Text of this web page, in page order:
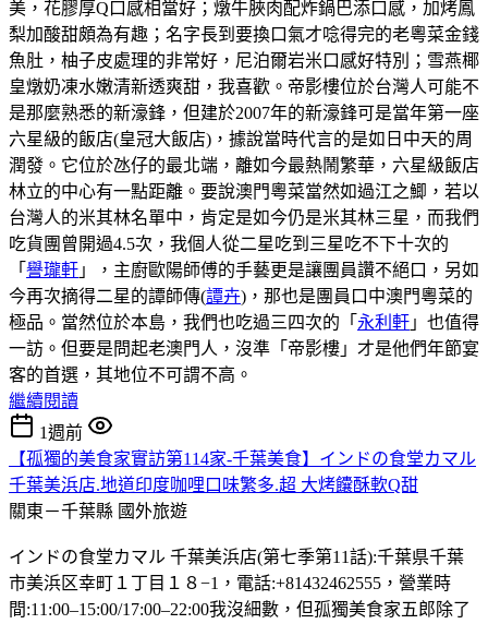
美，花膠厚Q口感相當好；燉牛脥肉配炸鍋巴添口感，加烤鳳
梨加酸甜頗為有趣；名字長到要換口氣才唸得完的老粵菜金錢
魚肚，柚子皮處理的非常好，尼泊爾岩米口感好特別；雪燕椰
皇燉奶凍水嫩清新透爽甜，我喜歡。帝影樓位於台灣人可能不
是那麼熟悉的新濠鋒，但建於2007年的新濠鋒可是當年第一座
六星級的飯店(皇冠大飯店)，據說當時代言的是如日中天的周
潤發。它位於氹仔的最北端，離如今最熱鬧繁華，六星級飯店
林立的中心有一點距離。要說澳門粵菜當然如過江之鯽，若以
台灣人的米其林名單中，肯定是如今仍是米其林三星，而我們
吃貨團曾開過4.5次，我個人從二星吃到三星吃不下十次的
「 譽瓏軒 」，主廚歐陽師傅的手藝更是讓團員讚不絕口，另如
今再次摘得二星的譚師傳(譚卉)，那也是團員口中澳門粵菜的
極品。當然位於本島，我們也吃過三四次的「 永利軒 」也值得
一訪。但要是問起老澳門人，沒準「帝影樓」才是他們年節宴
客的首選，其地位不可謂不高。
繼續閱讀
1週前
【孤獨的美食家實訪第114家-千葉美食】インドの食堂カマル
千葉美浜店.地道印度咖哩口味繁多.超 大烤饢酥軟Q甜
關東－千葉縣 國外旅遊
インドの食堂カマル 千葉美浜店(第七季第11話):千葉県千葉
市美浜区幸町１丁目１８−1，電話:+81432462555，營業時
間:11:00–15:00/17:00–22:00我沒細數，但孤獨美食家五郎除了